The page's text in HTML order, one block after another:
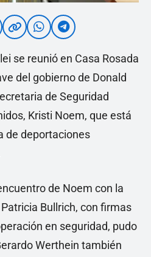
se reunió en Casa Rosada
del gobierno de Donald
de Seguridad
Kristi Noem, que está
de deportaciones
de Noem con la
Bullrich, con firmas
en seguridad, pudo
Werthein también